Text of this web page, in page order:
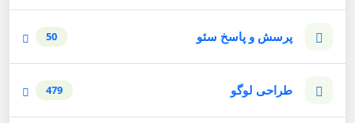
پرسش و پاسخ سئو 50
طراحی لوگو 479